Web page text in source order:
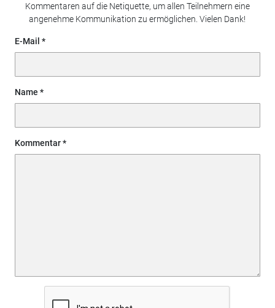
Kommentaren auf die Netiquette, um allen Teilnehmern eine
angenehme Kommunikation zu ermöglichen. Vielen Dank!
E-Mail
Name
Kommentar